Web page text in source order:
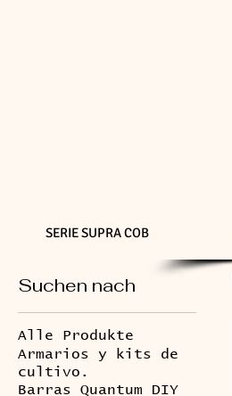
SERIE SUPRA COB
Suchen nach
Alle Produkte
Armarios y kits de
cultivo.
Barras Quantum DIY